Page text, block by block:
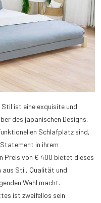
ist eine exquisite und
des japanischen Designs,
Schlafplatz sind,
in ihrem
Preis von € 400 bietet dieses
aus Stil, Qualität und
Wahl macht.
ist zweifellos sein